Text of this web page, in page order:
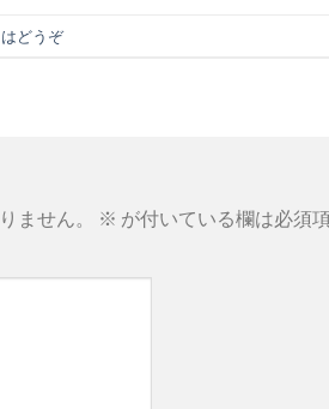
どうぞ
ません。 ※ が付いている欄は必須